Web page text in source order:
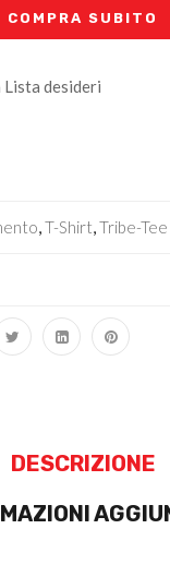
COMPRA SUBITO
desideri
,T-Shirt,Tribe-Tee
DESCRIZIONE